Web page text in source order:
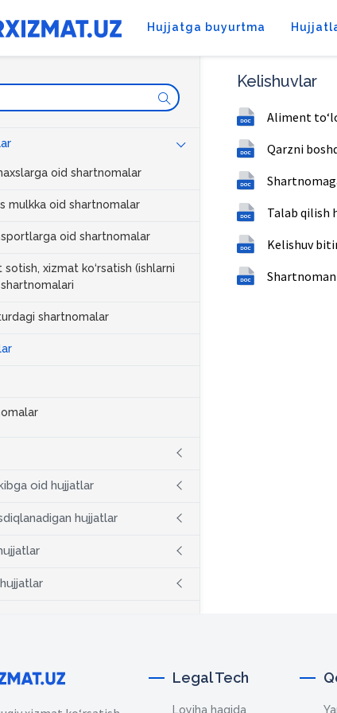
Hujjatga buyurtma
oid shartnomalar
mulkka oid shartnomalar
oid shartnomalar
sotish, xizmat ko‘rsatish (ishlarni
shartnomalari
shartnomalar
oid hujjatlar
hujjatlar
Kelishuvlar
Aliment
Qarzni
Talab qilish
Kelishuv
Legal Tech
Loyiha haqida